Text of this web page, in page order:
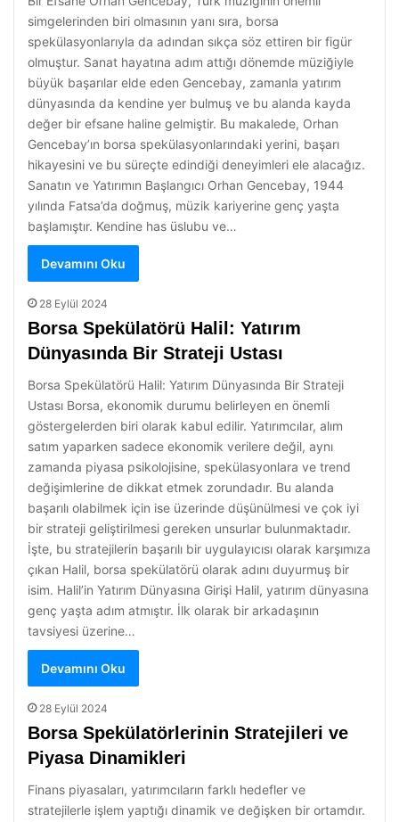
simgelerinden biri olmasının yanı sıra, borsa
spekülasyonlarıyla da adından sıkça söz ettiren bir figür
olmuştur. Sanat hayatına adım attığı dönemde müziğiyle
büyük başarılar elde eden Gencebay, zamanla yatırım
dünyasında da kendine yer bulmuş ve bu alanda kayda
değer bir efsane haline gelmiştir. Bu makalede, Orhan
Gencebay’ın borsa spekülasyonlarındaki yerini, başarı
hikayesini ve bu süreçte edindiği deneyimleri ele alacağız.
Sanatın ve Yatırımın Başlangıcı Orhan Gencebay, 1944
yılında Fatsa’da doğmuş, müzik kariyerine genç yaşta
başlamıştır. Kendine has üslubu ve…
Devamını Oku
28 Eylül 2024
Borsa Spekülatörü Halil: Yatırım
Dünyasında Bir Strateji Ustası
Borsa Spekülatörü Halil: Yatırım Dünyasında Bir Strateji
Ustası Borsa, ekonomik durumu belirleyen en önemli
göstergelerden biri olarak kabul edilir. Yatırımcılar, alım
satım yaparken sadece ekonomik verilere değil, aynı
zamanda piyasa psikolojisine, spekülasyonlara ve trend
değişimlerine de dikkat etmek zorundadır. Bu alanda
başarılı olabilmek için ise üzerinde düşünülmesi ve çok iyi
bir strateji geliştirilmesi gereken unsurlar bulunmaktadır.
İşte, bu stratejilerin başarılı bir uygulayıcısı olarak karşımıza
çıkan Halil, borsa spekülatörü olarak adını duyurmuş bir
isim. Halil’in Yatırım Dünyasına Girişi Halil, yatırım dünyasına
genç yaşta adım atmıştır. İlk olarak bir arkadaşının
tavsiyesi üzerine…
Devamını Oku
28 Eylül 2024
Borsa Spekülatörlerinin Stratejileri ve
Piyasa Dinamikleri
Finans piyasaları, yatırımcıların farklı hedefler ve
stratejilerle işlem yaptığı dinamik ve değişken bir ortamdır.